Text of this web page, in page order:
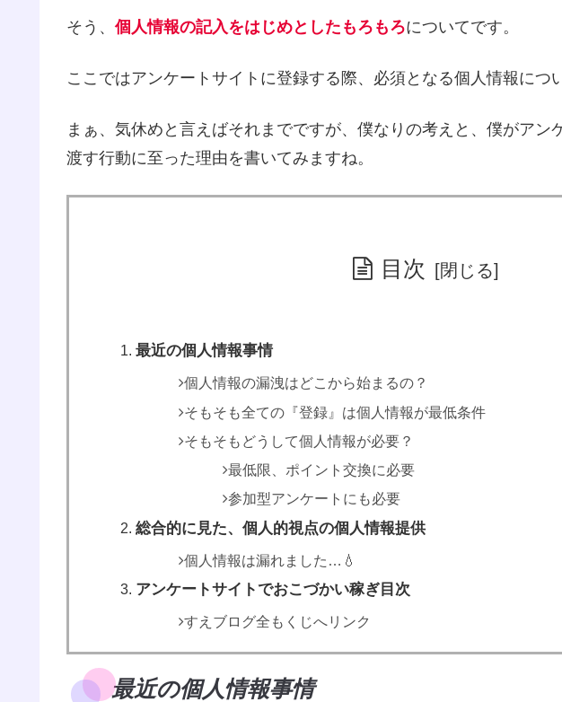
そう、 個人情報の記入をはじめとしたもろもろについてです。
ここではアンケートサイトに登録する際、必須となる個人情報につ
まぁ、気休めと言えばそれまでですが、僕なりの考えと、僕がアン
渡す行動に至った理由を書いてみますね。
目次
最近の個人情報事情
個人情報の漏洩はどこから始まるの？
そもそも全ての『登録』は個人情報が最低条件
そもそもどうして個人情報が必要？
最低限、ポイント交換に必要
参加型アンケートにも必要
総合的に見た、個人的視点の個人情報提供
個人情報は漏れました…💧
アンケートサイトでおこづかい稼ぎ目次
すえブログ全もくじへリンク
最近の個人情報事情